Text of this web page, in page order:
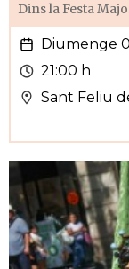
Dins la Festa
Diumenge
21:00 h
Sant Feliu